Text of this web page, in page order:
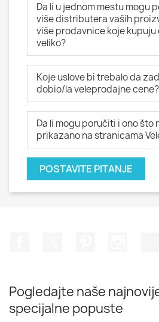
Da li u jednom mestu mogu
više distributera vaših
više prodavnice koje kupuju
veliko?
Koje uslove bi trebalo da
dobio/la veleprodajne cene?
Da li mogu poručiti i ono što
prikazano na stranicama
POSTAVITE PITANJE
Pogledajte naše
specijalne popuste